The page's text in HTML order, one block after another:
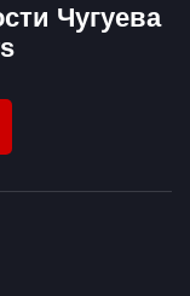
Чугуева